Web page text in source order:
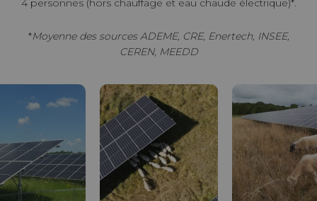
*Moyenne des sources ADEME, CRE, Enertech, INSEE,
CEREN, MEEDD